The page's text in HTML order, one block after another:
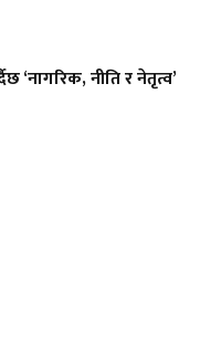
‘नागरिक, नीति र नेतृत्व’